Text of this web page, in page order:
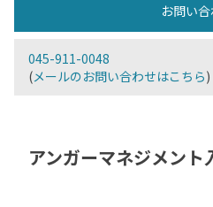
お問い
045-911-0048
(メールのお問い合わせはこちら)
アンガーマネジメント